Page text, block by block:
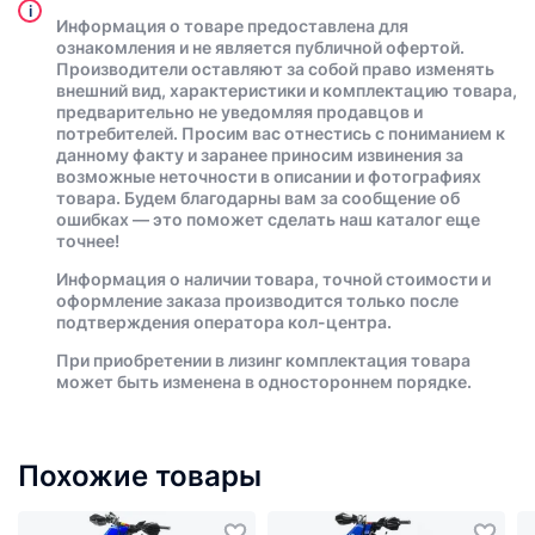
i
Информация о товаре предоставлена для
ознакомления и не является публичной офертой.
Производители оставляют за собой право изменять
внешний вид, характеристики и комплектацию товара,
предварительно не уведомляя продавцов и
потребителей. Просим вас отнестись с пониманием к
данному факту и заранее приносим извинения за
возможные неточности в описании и фотографиях
товара. Будем благодарны вам за сообщение об
ошибках — это поможет сделать наш каталог еще
точнее!
Информация о наличии товара, точной стоимости и
оформление заказа производится только после
подтверждения оператора кол-центра.
При приобретении в лизинг комплектация товара
может быть изменена в одностороннем порядке.
Похожие товары